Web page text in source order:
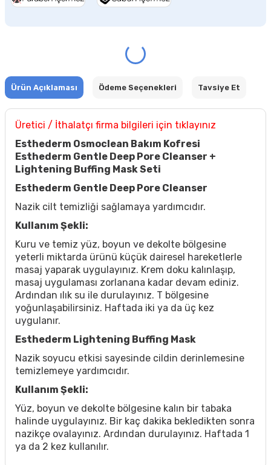
Ürün Açıklaması Ödeme Seçenekleri Tavsiye Et
Üretici / İthalatçı firma bilgileri için tıklayınız
Esthederm Osmoclean Bakım Kofresi
Esthederm Gentle Deep Pore Cleanser +
Lightening Buffing Mask Seti
Esthederm Gentle Deep Pore Cleanser
Nazik cilt temizliği sağlamaya yardımcıdır.
Kullanım Şekli:
Kuru ve temiz yüz, boyun ve dekolte bölgesine
yeterli miktarda ürünü küçük dairesel hareketlerle
masaj yaparak uygulayınız. Krem doku kalınlaşıp,
masaj uygulaması zorlanana kadar devam ediniz.
Ardından ılık su ile durulayınız. T bölgesine
yoğunlaşabilirsiniz. Haftada iki ya da üç kez
uygulanır.
Esthederm Lightening Buffing Mask
Nazik soyucu etkisi sayesinde cildin derinlemesine
temizlemeye yardımcıdır.
Kullanım Şekli:
Yüz, boyun ve dekolte bölgesine kalın bir tabaka
halinde uygulayınız. Bir kaç dakika bekledikten sonra
nazikçe ovalayınız. Ardından durulayınız. Haftada 1
ya da 2 kez kullanılır.